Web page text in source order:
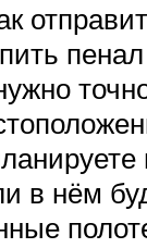
в нём